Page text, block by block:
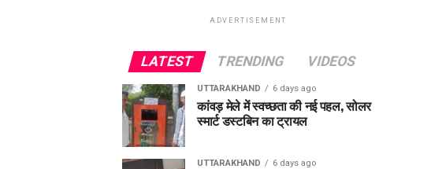
ADVERTISEMENT
LATEST TRENDING VIDEOS
UTTARAKHAND 6 days ago
कांवड़ मेले में स्वच्छता की नई पहल, सोलर
स्मार्ट डस्टबिन का ट्रायल
UTTARAKHAND 6 days ago